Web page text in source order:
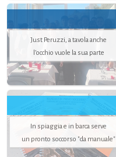
Just Peruzzi, a tavola anche
l’occhio vuole la sua parte
In spiaggia e in barca serve
un pronto soccorso "da manuale"